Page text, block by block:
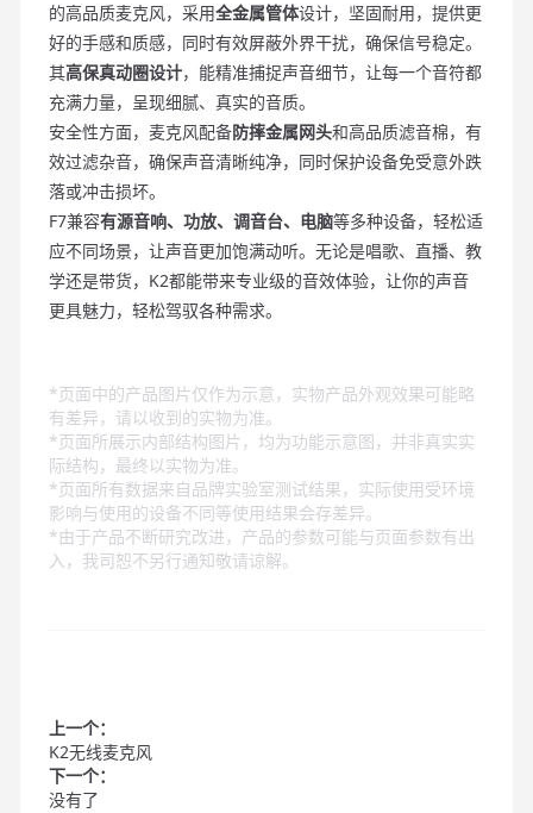
的高品质麦克风，采用全金属管体设计，坚固耐用，提供更
好的手感和质感，同时有效屏蔽外界干扰，确保信号稳定。
其高保真动圈设计，能精准捕捉声音细节，让每一个音符都
充满力量，呈现细腻、真实的音质。
安全性方面，麦克风配备防摔金属网头和高品质滤音棉，有
效过滤杂音，确保声音清晰纯净，同时保护设备免受意外跌
落或冲击损坏。
F7兼容有源音响、功放、调音台、电脑等多种设备，轻松适
应不同场景，让声音更加饱满动听。无论是唱歌、直播、教
学还是带货，K2都能带来专业级的音效体验，让你的声音
更具魅力，轻松驾驭各种需求。
*页面中的产品图片仅作为示意，实物产品外观效果可能略
有差异，请以收到的实物为准。
*页面所展示内部结构图片，均为功能示意图，并非真实实
际结构，最终以实物为准。
*页面所有数据来自品牌实验室测试结果，实际使用受环境
影响与使用的设备不同等使用结果会存差异。
*由于产品不断研究改进，产品的参数可能与页面参数有出
入，我司恕不另行通知敬请谅解。
上一个：
K2无线麦克风
下一个：
没有了